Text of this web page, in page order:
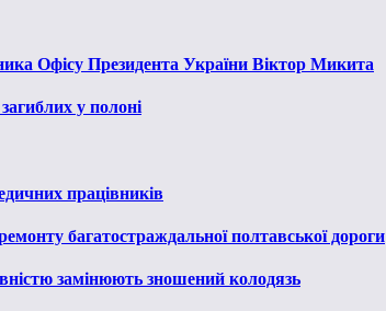
Офісу Президента України Віктор Микита
у полоні
працівників
багатостраждальної полтавської дороги
замінюють зношений колодязь